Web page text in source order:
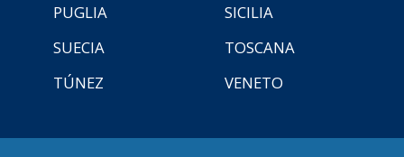
PUGLIA
SICILIA
SUECIA
TOSCANA
TÚNEZ
VENETO